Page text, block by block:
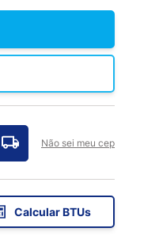
Não sei meu cep
Calcular BTUs